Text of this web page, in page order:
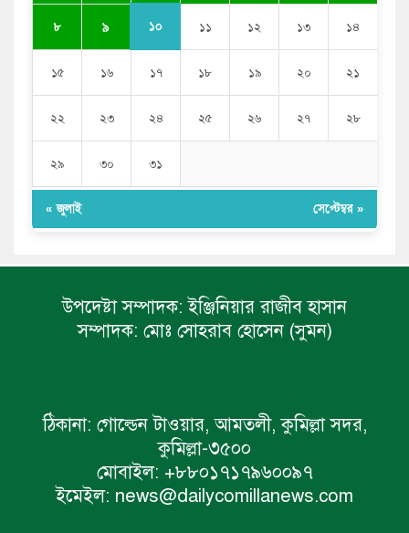
৮ ৯ ১০ ১১ ১২ ১৩ ১৪
১৫ ১৬ ১৭ ১৮ ১৯ ২০ ২১
২২ ২৩ ২৪ ২৫ ২৬ ২৭ ২৮
২৯ ৩০ ৩১
« জুলাই সেপ্টেম্বর »
উপদেষ্টা সম্পাদক: ইঞ্জিনিয়ার রাজীব হাসান
সম্পাদক: মোঃ সোহরাব হোসেন (সুমন)
ঠিকানা: গোল্ডেন টাওয়ার, আমতলী, কুমিল্লা সদর,
কুমিল্লা-৩৫০০
মোবাইল: +৮৮০১৭১৭৯৬০০৯৭
ইমেইল: news@dailycomillanews.com